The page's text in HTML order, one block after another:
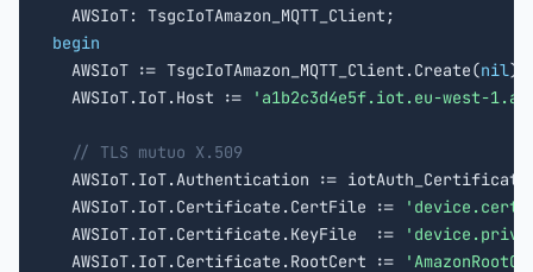
begin
AWSIoT := TsgcIoTAmazon_MQTT_Client.Create(nil);
  AWSIoT.IoT.Host :=
'a1b2c3d4e5f.iot.eu-west-
// TLS mutuo X.509
AWSIoT.IoT.Authentication :=
  AWSIoT.IoT.Certificate.CertFile :=
  AWSIoT.IoT.Certificate.KeyFile  :=
  AWSIoT.IoT.Certificate.RootCert :=